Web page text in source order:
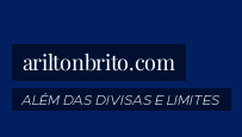
ariltonbrito.com
ALÉM DAS DIVISAS E LIMITES